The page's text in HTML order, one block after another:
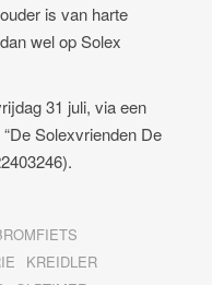
is van harte
wel op Solex
31 juli, via een
Solexvrienden De
KREIDLER